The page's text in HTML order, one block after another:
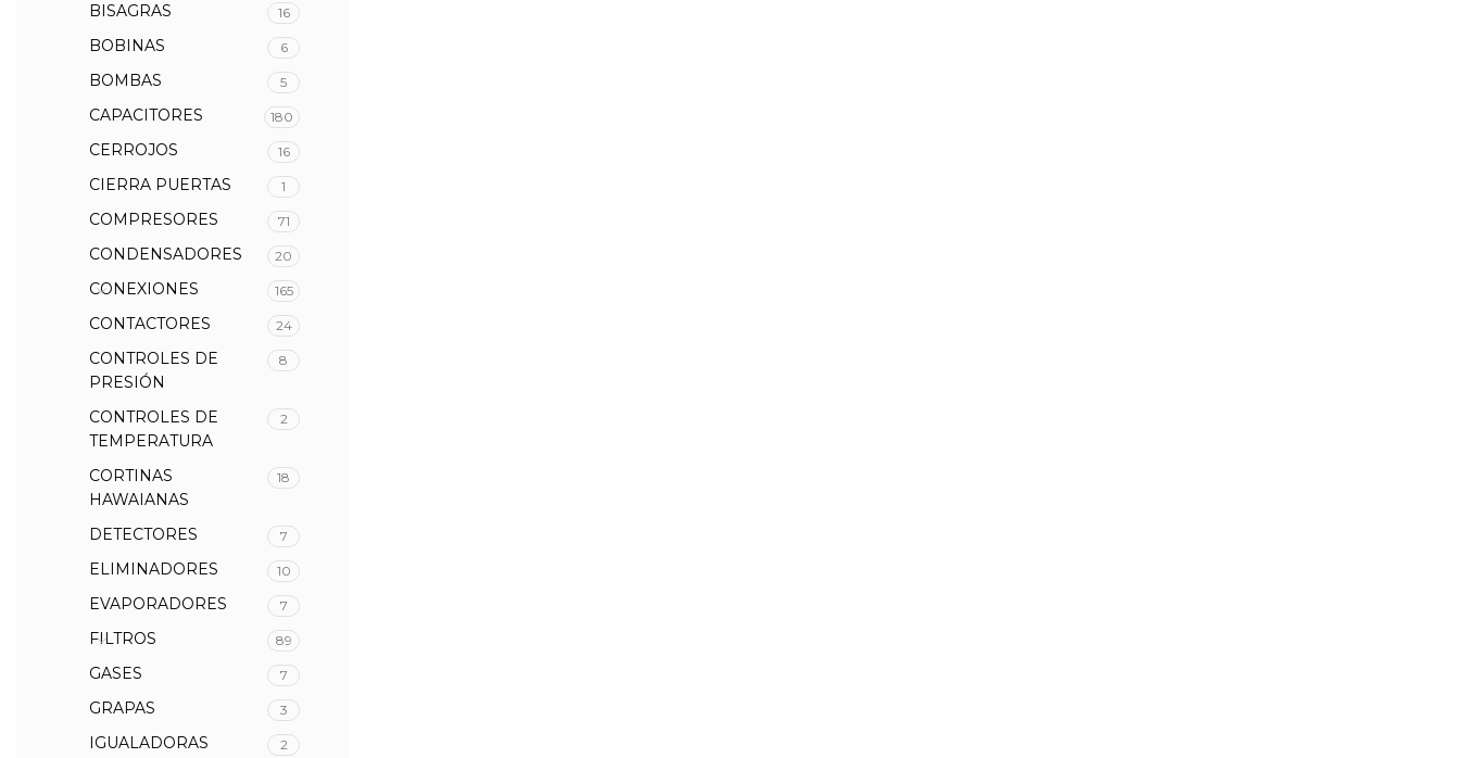
BISAGRAS 16
BOBINAS 6
BOMBAS 5
CAPACITORES 180
CERROJOS 16
CIERRA PUERTAS 1
COMPRESORES 71
CONDENSADORES 20
CONEXIONES 165
CONTACTORES 24
CONTROLES DE
PRESIÓN
8
CONTROLES DE
TEMPERATURA
2
CORTINAS
HAWAIANAS
18
DETECTORES 7
ELIMINADORES 10
EVAPORADORES 7
FILTROS 89
GASES 7
GRAPAS 3
IGUALADORAS 2